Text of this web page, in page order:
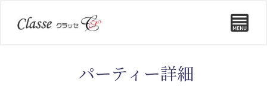
パーティー詳細